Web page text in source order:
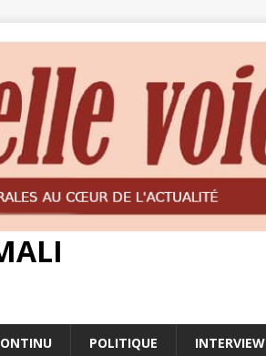
POLITIQUE INTERVIEW